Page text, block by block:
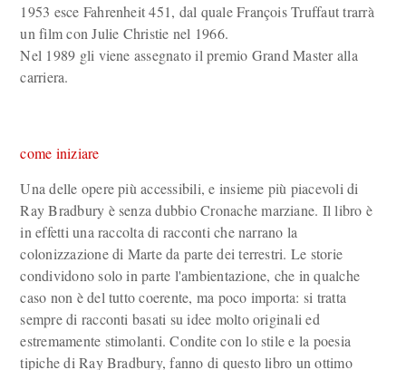
1953 esce Fahrenheit 451, dal quale François Truffaut trarrà
un film con Julie Christie nel 1966.
Nel 1989 gli viene assegnato il premio Grand Master alla
carriera.
come iniziare
Una delle opere più accessibili, e insieme più piacevoli di
Ray Bradbury è senza dubbio Cronache marziane. Il libro è
in effetti una raccolta di racconti che narrano la
colonizzazione di Marte da parte dei terrestri. Le storie
condividono solo in parte l'ambientazione, che in qualche
caso non è del tutto coerente, ma poco importa: si tratta
sempre di racconti basati su idee molto originali ed
estremamente stimolanti. Condite con lo stile e la poesia
tipiche di Ray Bradbury, fanno di questo libro un ottimo